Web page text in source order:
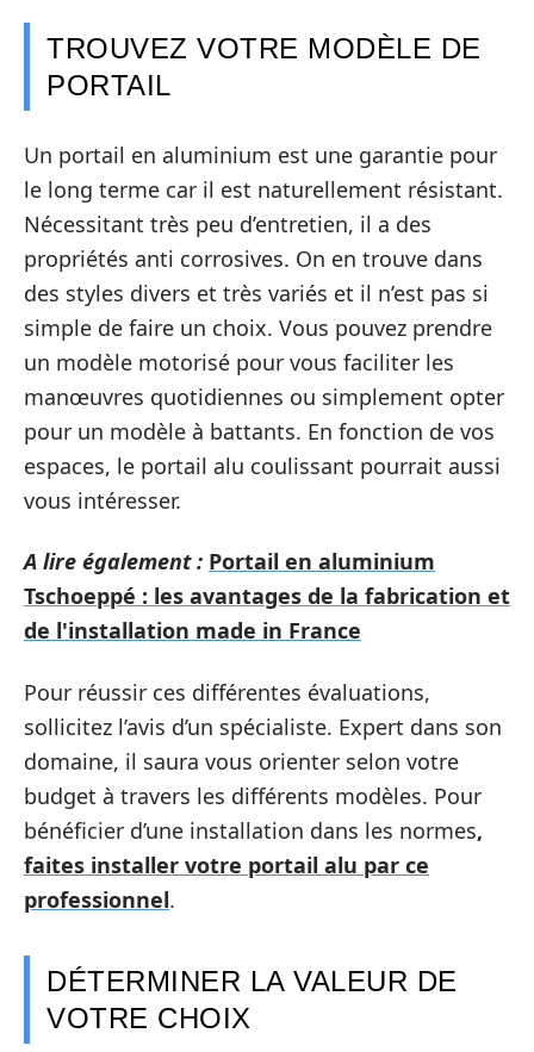
TROUVEZ VOTRE MODÈLE DE
PORTAIL
Un portail en aluminium est une garantie pour
le long terme car il est naturellement résistant.
Nécessitant très peu d’entretien, il a des
propriétés anti corrosives. On en trouve dans
des styles divers et très variés et il n’est pas si
simple de faire un choix. Vous pouvez prendre
un modèle motorisé pour vous faciliter les
manœuvres quotidiennes ou simplement opter
pour un modèle à battants. En fonction de vos
espaces, le portail alu coulissant pourrait aussi
vous intéresser.
A lire également : Portail en aluminium
Tschoeppé : les avantages de la fabrication et
de l'installation made in France
Pour réussir ces différentes évaluations,
sollicitez l’avis d’un spécialiste. Expert dans son
domaine, il saura vous orienter selon votre
budget à travers les différents modèles. Pour
bénéficier d’une installation dans les normes,
faites installer votre portail alu par ce
professionnel.
DÉTERMINER LA VALEUR DE
VOTRE CHOIX